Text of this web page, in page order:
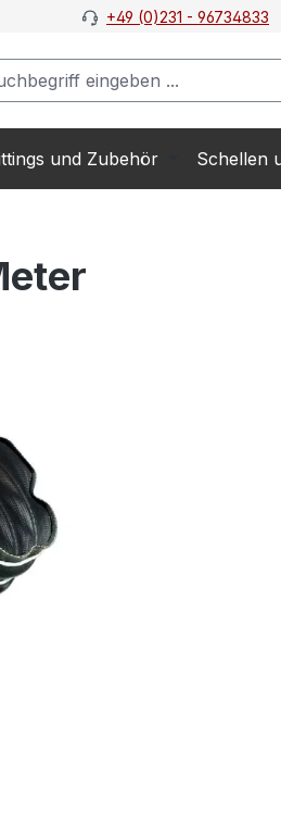
+49 (0)231 - 96734833
und Zubehör Schellen